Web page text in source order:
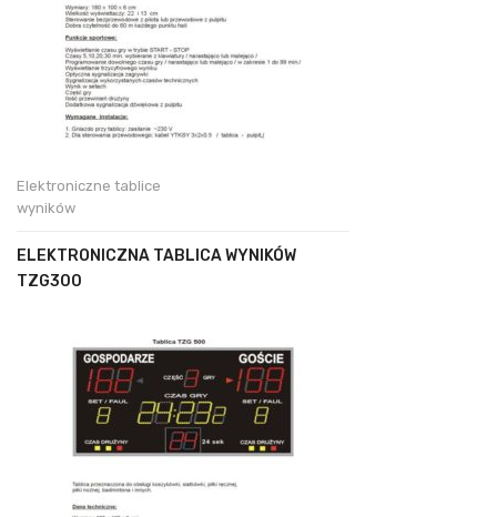
Elektroniczne tablice
wyników
ELEKTRONICZNA TABLICA WYNIKÓW
TZG300